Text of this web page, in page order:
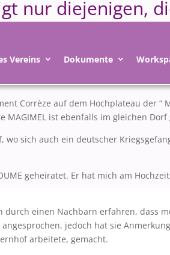
Vereins Dokumente
nur diejenigen,
Corrèze auf dem Hochplateau der “
ist ebenfalls im gleichen Dorf
wo sich auch ein deutscher
geheiratet. Er hat mich am
durch einen Nachbarn erfahren, dass
jedoch hat sie
arbeitete, gemacht.